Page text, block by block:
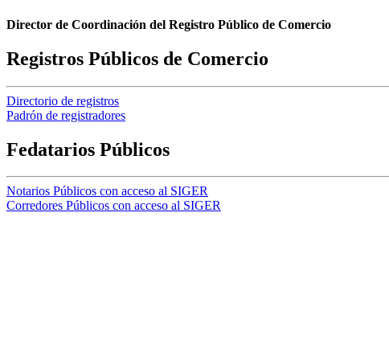
Director de Coordinación del Registro Público de Comercio
Registros Públicos de Comercio
Directorio de registros
Padrón de registradores
Fedatarios Públicos
Notarios Públicos con acceso al SIGER
Corredores Públicos con acceso al SIGER